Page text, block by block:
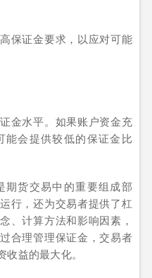
保证金要求，以应对可能
金水平。如果账户资金充
能会提供较低的保证金比
期货交易中的重要组成部
行，还为交易者提供了杠
、计算方法和影响因素，
合理管理保证金，交易者
益的最大化。